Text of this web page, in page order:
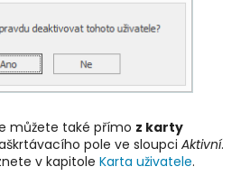
můžete také přímo z karty
pole ve sloupci Aktivní.
v kapitole Karta uživatele.